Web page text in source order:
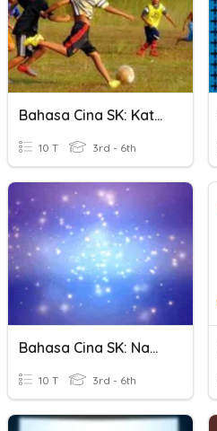
Bahasa Cina SK: Kata Kerja
10 T 3rd - 6th
Bahasa Cina SK: Nama Tempat
10 T 3rd - 6th